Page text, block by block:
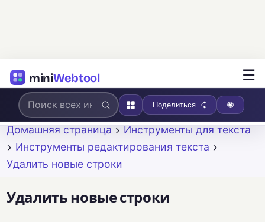
miniWebtool ☰
Поделиться
Домашняя страница > Инструменты для текста
> Инструменты редактирования текста >
Удалить новые строки
Удалить новые строки